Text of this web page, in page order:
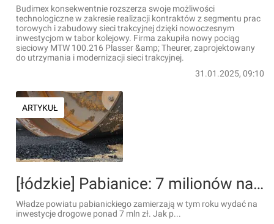
Budimex konsekwentnie rozszerza swoje możliwości
technologiczne w zakresie realizacji kontraktów z segmentu prac
torowych i zabudowy sieci trakcyjnej dzięki nowoczesnym
inwestycjom w tabor kolejowy. Firma zakupiła nowy pociąg
sieciowy MTW 100.216 Plasser &amp; Theurer, zaprojektowany
do utrzymania i modernizacji sieci trakcyjnej.
31.01.2025, 09:10
ARTYKUŁ
[łódzkie] Pabianice: 7 milionów na drogi
Władze powiatu pabianickiego zamierzają w tym roku wydać na
inwestycje drogowe ponad 7 mln zł. Jak p...